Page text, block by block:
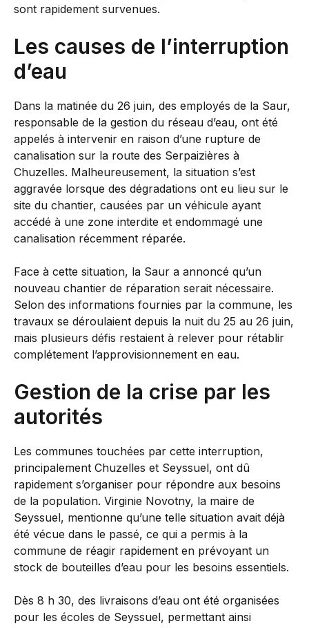
sont rapidement survenues.
Les causes de l’interruption
d’eau
Dans la matinée du 26 juin, des employés de la Saur,
responsable de la gestion du réseau d’eau, ont été
appelés à intervenir en raison d’une rupture de
canalisation sur la route des Serpaizières à
Chuzelles. Malheureusement, la situation s’est
aggravée lorsque des dégradations ont eu lieu sur le
site du chantier, causées par un véhicule ayant
accédé à une zone interdite et endommagé une
canalisation récemment réparée.
Face à cette situation, la Saur a annoncé qu’un
nouveau chantier de réparation serait nécessaire.
Selon des informations fournies par la commune, les
travaux se déroulaient depuis la nuit du 25 au 26 juin,
mais plusieurs défis restaient à relever pour rétablir
complétement l’approvisionnement en eau.
Gestion de la crise par les
autorités
Les communes touchées par cette interruption,
principalement Chuzelles et Seyssuel, ont dû
rapidement s’organiser pour répondre aux besoins
de la population. Virginie Novotny, la maire de
Seyssuel, mentionne qu’une telle situation avait déjà
été vécue dans le passé, ce qui a permis à la
commune de réagir rapidement en prévoyant un
stock de bouteilles d’eau pour les besoins essentiels.
Dès 8 h 30, des livraisons d’eau ont été organisées
pour les écoles de Seyssuel, permettant ainsi